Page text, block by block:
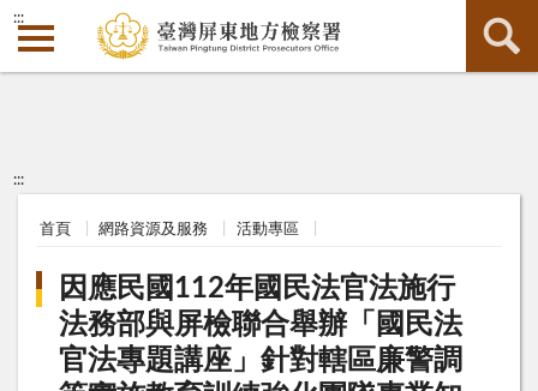
:::
:::
首頁 網路資源及服務 活動專區
因應民國112年國民法官法施行
法務部與屏檢聯合舉辦「國民法
官法專題講座」針對轄區廉警調